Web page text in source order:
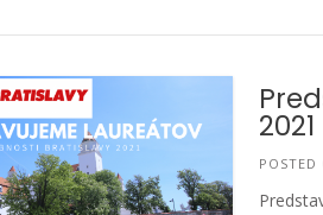
2021
POSTED